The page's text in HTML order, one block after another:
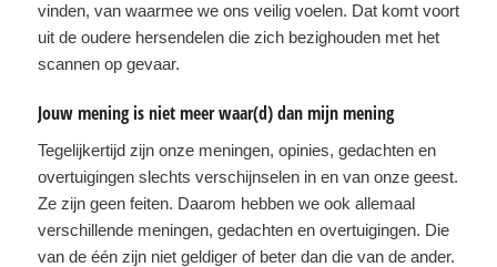
vinden, van waarmee we ons veilig voelen. Dat komt voort
uit de oudere hersendelen die zich bezighouden met het
scannen op gevaar.
Jouw mening is niet meer waar(d) dan mijn mening
Tegelijkertijd zijn onze meningen, opinies, gedachten en
overtuigingen slechts verschijnselen in en van onze geest.
Ze zijn geen feiten. Daarom hebben we ook allemaal
verschillende meningen, gedachten en overtuigingen. Die
van de één zijn niet geldiger of beter dan die van de ander.